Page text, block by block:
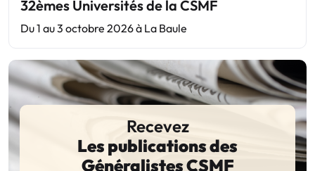
32èmes Universités de la CSMF
Du 1 au 3 octobre 2026 à La Baule
Recevez
Les publications des
Généralistes CSMF